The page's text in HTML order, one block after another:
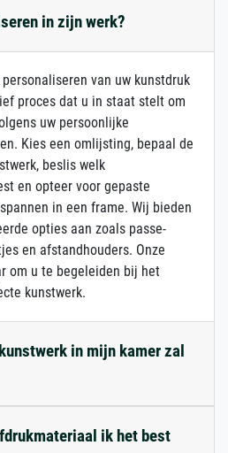
in zijn werk?
van uw kunstdruk
proces dat u in staat stelt om
uw persoonlijke
Kies een omlijsting, bepaal de
beslis welk
en opteer voor gepaste
in een frame. Wij bieden
opties aan zoals passe-
en afstandhouders. Onze
om u te begeleiden bij het
kunstwerk.
in mijn kamer zal
ik het best